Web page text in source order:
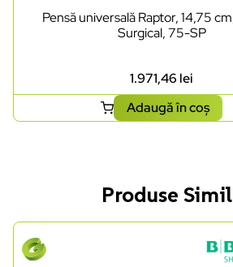
Pensă universală Raptor, 14,75
Surgical, 75-SP
1.971,46 lei
Adaugă în coș
Produse